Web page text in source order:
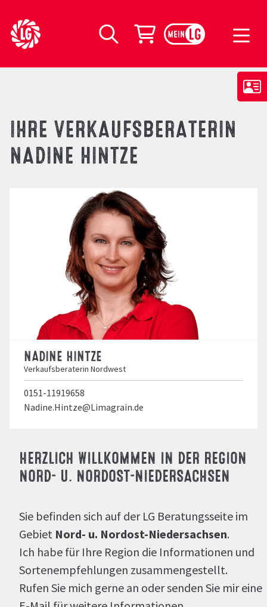
LG Seeds Logo
Suche
Warenkorb
IHRE VERKAUFSBERATERIN
NADINE HINTZE
NADINE HINTZE
Verkaufsberaterin Nordwest
0151-11919658
Nadine.Hintze@Limagrain.de
HERZLICH WILLKOMMEN IN DER REGION
NORD- U. NORDOST-NIEDERSACHSEN
Sie befinden sich auf der LG Beratungsseite im
Gebiet Nord- u. Nordost-Niedersachsen.
Ich habe für Ihre Region die Informationen und
Sortenempfehlungen zusammengestellt.
Rufen Sie mich gerne an oder senden Sie mir eine